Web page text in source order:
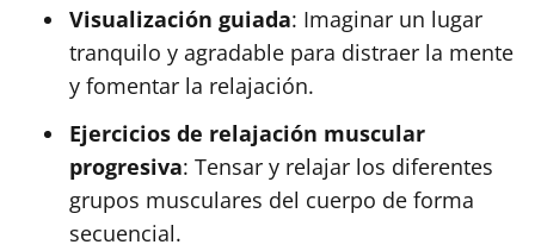
Visualización guiada: Imaginar un lugar
tranquilo y agradable para distraer la mente
y fomentar la relajación.
Ejercicios de relajación muscular
progresiva: Tensar y relajar los diferentes
grupos musculares del cuerpo de forma
secuencial.